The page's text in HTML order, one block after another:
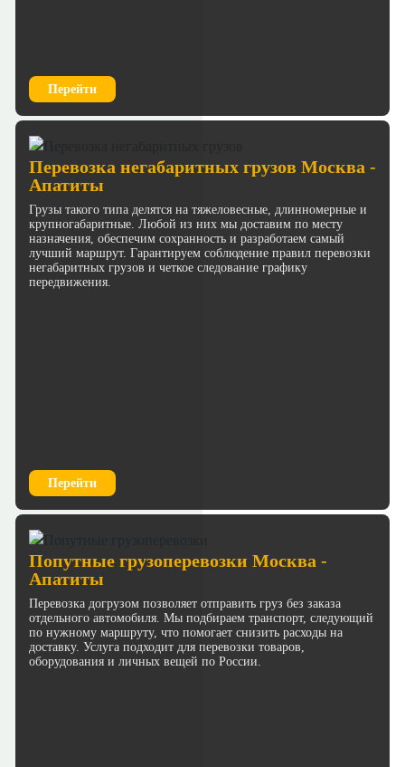
Перейти
Перевозка негабаритных грузов Москва -
Апатиты
Грузы такого типа делятся на тяжеловесные, длинномерные и
крупногабаритные. Любой из них мы доставим по месту
назначения, обеспечим сохранность и разработаем самый
лучший маршрут. Гарантируем соблюдение правил перевозки
негабаритных грузов и четкое следование графику
передвижения.
Перейти
Попутные грузоперевозки Москва -
Апатиты
Перевозка догрузом позволяет отправить груз без заказа
отдельного автомобиля. Мы подбираем транспорт, следующий
по нужному маршруту, что помогает снизить расходы на
доставку. Услуга подходит для перевозки товаров,
оборудования и личных вещей по России.